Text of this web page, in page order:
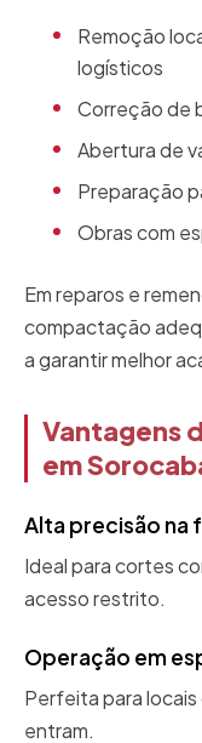
Remoção
logísticos
Correção de
Abertura de
Preparação
Obras com
Em reparos e
compactação
a garantir melhor
Vantagens
em
Alta precisão na
Ideal para cortes
acesso restrito.
Operação em
Perfeita para
entram.